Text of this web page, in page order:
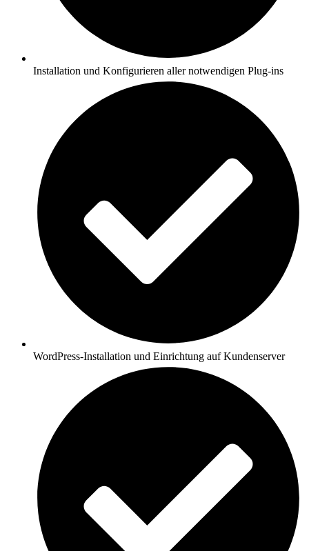
Installation und Konfigurieren aller notwendigen Plug-ins
WordPress-Installation und Einrichtung auf Kundenserver